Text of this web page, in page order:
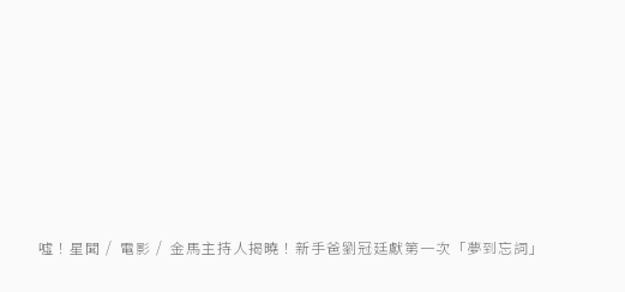
噓！星聞 電影 金馬主持人揭曉！新手爸劉冠廷獻第一次「夢到忘詞」